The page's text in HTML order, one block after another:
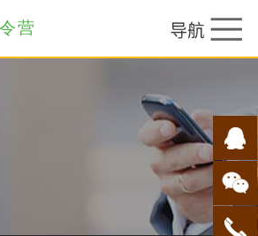
营